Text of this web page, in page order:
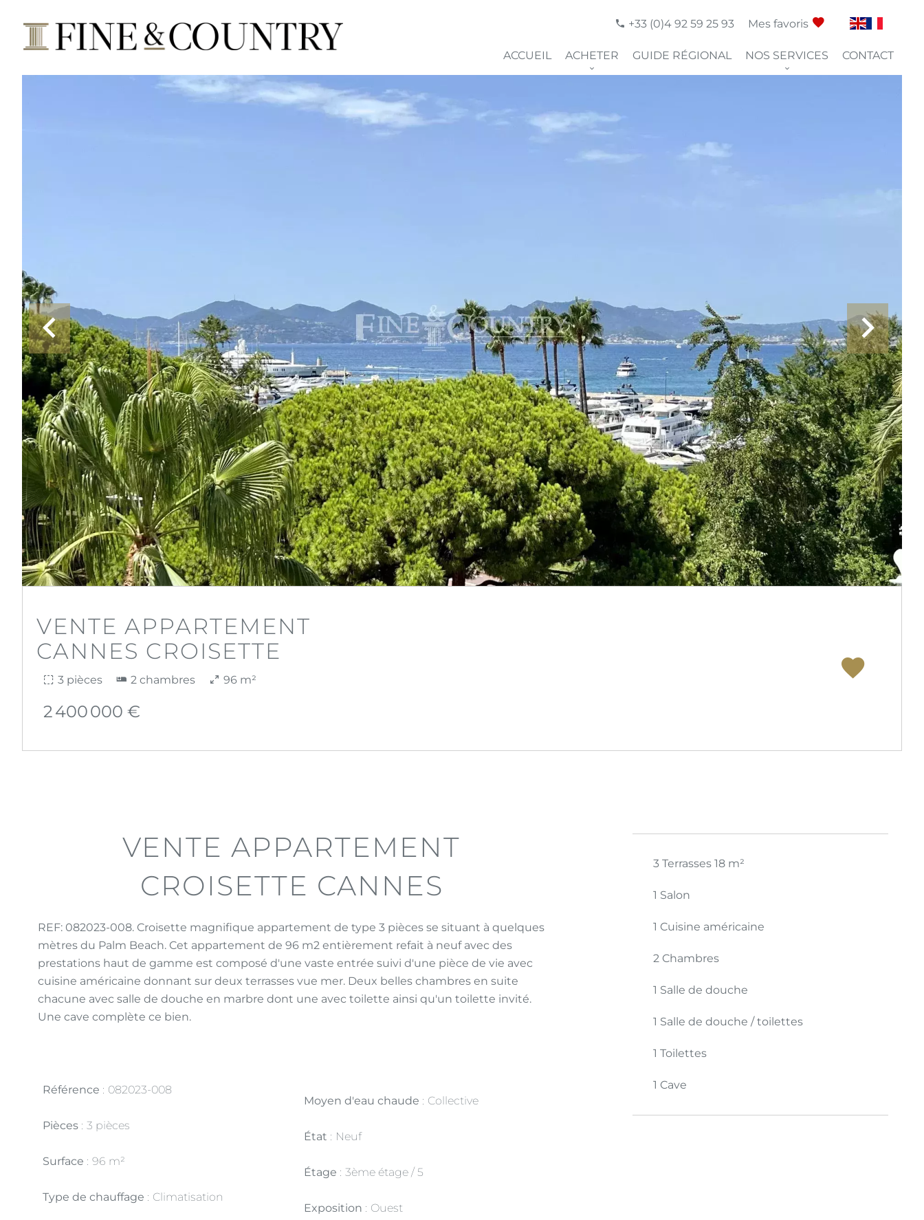
+33 (0)4 92 59 25 93 Mes favoris
ACCUEIL ACHETER GUIDE RÉGIONAL NOS SERVICES CONTACT
VENTE APPARTEMENT
CANNES CROISETTE
3 pièces 2 chambres 96 m²
2 400 000 €
VENTE APPARTEMENT
CROISETTE CANNES
REF: 082023-008. Croisette magnifique appartement de type 3 pièces se situant à quelques
mètres du Palm Beach. Cet appartement de 96 m2 entièrement refait à neuf avec des
prestations haut de gamme est composé d'une vaste entrée suivi d'une pièce de vie avec
cuisine américaine donnant sur deux terrasses vue mer. Deux belles chambres en suite
chacune avec salle de douche en marbre dont une avec toilette ainsi qu'un toilette invité.
Une cave complète ce bien.
Référence 082023-008
Pièces 3 pièces
Surface 96 m²
Type de chauffage Climatisation
Moyen d'eau chaude Collective
État Neuf
Étage 3ème étage / 5
Exposition Ouest
3 Terrasses 18 m²
1 Salon
1 Cuisine américaine
2 Chambres
1 Salle de douche
1 Salle de douche / toilettes
1 Toilettes
1 Cave